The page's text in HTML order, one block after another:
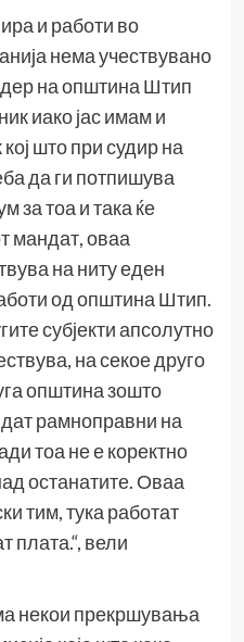
и работи во
нема учествувано
на општина Штип
иако јас имам и
што при судир на
да ги потпишува
за тоа и така ќе
мандат, оваа
на ниту еден
од општина Штип.
субјекти апсолутно
на секое друго
општина зошто
рамноправни на
тоа не е коректно
останатите. Оваа
тим, тука работат
плата.“, вели
некои прекршувања